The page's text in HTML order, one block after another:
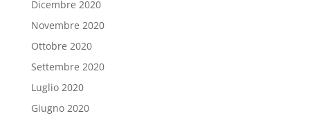
Dicembre 2020
Novembre 2020
Ottobre 2020
Settembre 2020
Luglio 2020
Giugno 2020